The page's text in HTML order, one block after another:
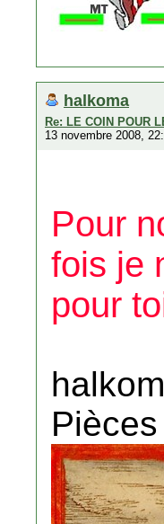
halkoma
Re: LE COIN POUR
13 novembre 2008,
Pour
fois je
pour